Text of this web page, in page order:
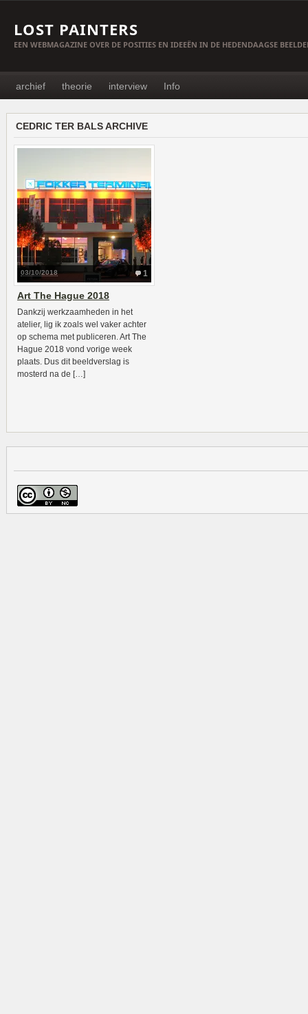
LOST PAINTERS
EEN WEBMAGAZINE OVER DE POSITIES EN IDEEËN IN DE HEDENDAAGSE
archief theorie interview Info
CEDRIC TER BALS ARCHIVE
1
03/10/2018
Art The Hague 2018
Dankzij werkzaamheden in het
atelier, lig ik zoals wel vaker achter
op schema met publiceren. Art The
Hague 2018 vond vorige week
plaats. Dus dit beeldverslag is
mosterd na de […]